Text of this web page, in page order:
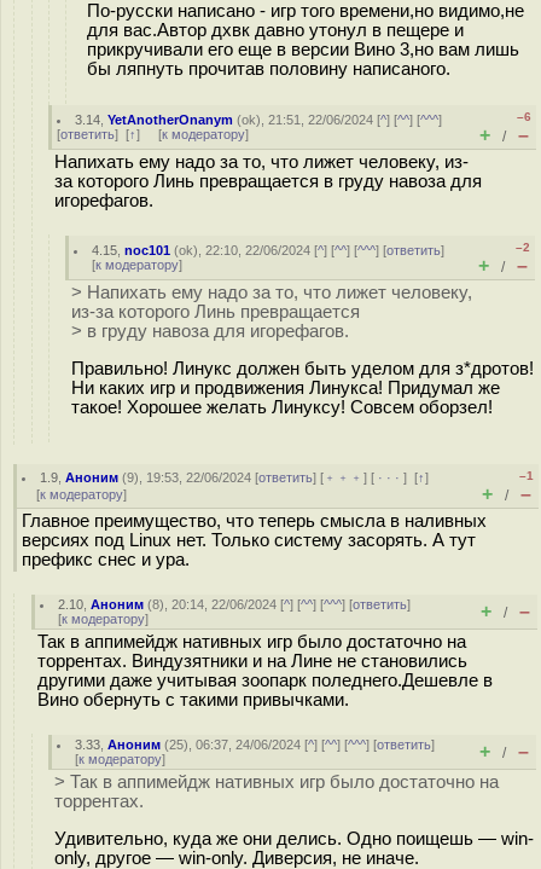
По-русски написано - игр того времени,но видимо,не
для вас.Автор дхвк давно утонул в пещере и
прикручивали его еще в версии Вино 3,но вам лишь
бы ляпнуть прочитав половину написаного.
3.14 ,YetAnotherOnanym (ok), 21:51, 22/06/2024 [^] [^^] [^^^]
[ответить] [↑] [к модератору]
–6
+ / –
Напихать ему надо за то, что лижет человеку, из-
за которого Линь превращается в груду навоза для
игорефагов.
4.15 ,noc101 (ok), 22:10, 22/06/2024 [^] [^^] [^^^] [ответить]
[к модератору]
–2
+ / –
> Напихать ему надо за то, что лижет человеку,
из-за которого Линь превращается
> в груду навоза для игорефагов.
Правильно! Линукс должен быть уделом для з*дротов!
Ни каких игр и продвижения Линукса! Придумал же
такое! Хорошее желать Линуксу! Совсем оборзел!
1.9 ,Аноним (9), 19:53, 22/06/2024 [ответить] [ ﹢﹢﹢] [ · · ·][↑]
[к модератору]
–1
+ / –
Главное преимущество, что теперь смысла в наливных
версиях под Linux нет. Только систему засорять. А тут
префикс снес и ура.
2.10 ,Аноним (8), 20:14, 22/06/2024 [^] [^^] [^^^] [ответить]
[к модератору] + / –
Так в аппимейдж нативных игр было достаточно на
торрентах. Виндузятники и на Лине не становились
другими даже учитывая зоопарк поледнего.Дешевле в
Вино обернуть с такими привычками.
3.33 ,Аноним (25), 06:37, 24/06/2024 [^] [^^] [^^^] [ответить]
[к модератору] + / –
> Так в аппимейдж нативных игр было достаточно на
торрентах.
Удивительно, куда же они делись. Одно поищешь — win-
only, другое — win-only. Диверсия, не иначе.